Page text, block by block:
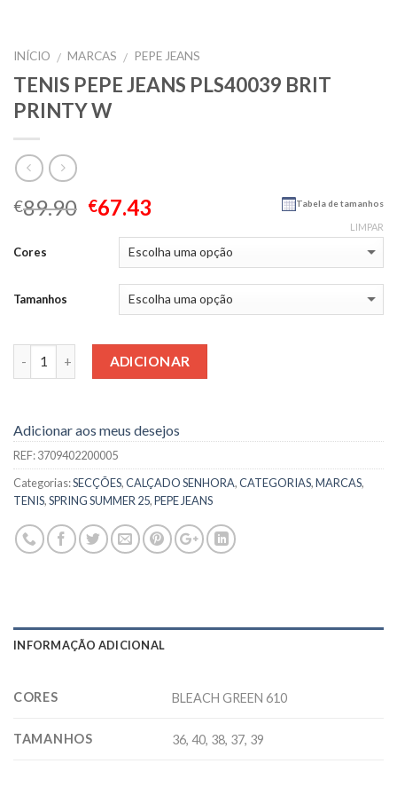
INÍCIO / MARCAS / PEPE JEANS
TENIS PEPE JEANS PLS40039 BRIT
PRINTY W
€89.90 €67.43 Tabela de tamanhos
Cores
Tamanhos
LIMPAR
Quantidade ADICIONAR
Adicionar aos meus desejos
REF:3709402200005
Categorias:SECÇÕES,CALÇADO SENHORA,CATEGORIAS,MARCAS,
TENIS,SPRING SUMMER 25,PEPE JEANS
INFORMAÇÃO ADICIONAL
CORES BLEACH GREEN 610
TAMANHOS 36, 40, 38, 37, 39